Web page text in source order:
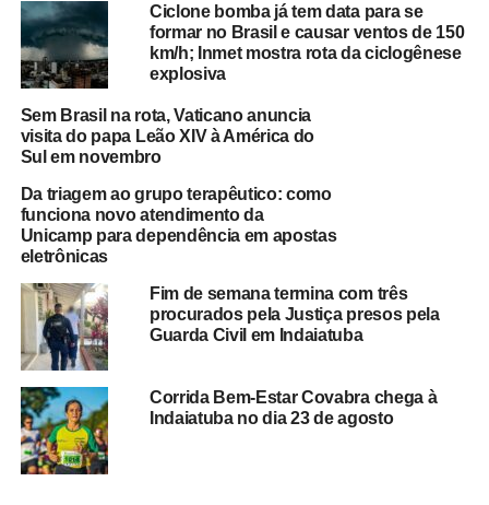
Ciclone bomba já tem data para se
formar no Brasil e causar ventos de 150
km/h; Inmet mostra rota da ciclogênese
explosiva
Sem Brasil na rota, Vaticano anuncia
visita do papa Leão XIV à América do
Sul em novembro
Da triagem ao grupo terapêutico: como
funciona novo atendimento da
Unicamp para dependência em apostas
eletrônicas
Fim de semana termina com três
procurados pela Justiça presos pela
Guarda Civil em Indaiatuba
Corrida Bem-Estar Covabra chega à
Indaiatuba no dia 23 de agosto